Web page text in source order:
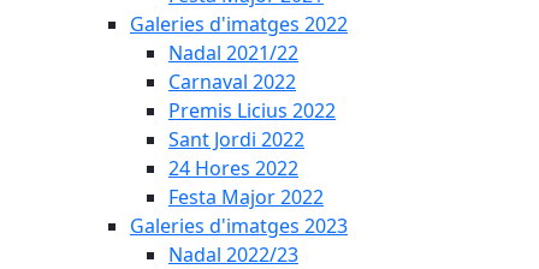
Galeries d'imatges 2022
Nadal 2021/22
Carnaval 2022
Premis Licius 2022
Sant Jordi 2022
24 Hores 2022
Festa Major 2022
Galeries d'imatges 2023
Nadal 2022/23